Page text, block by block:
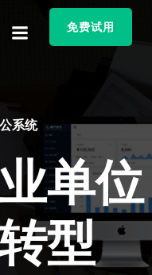
免费试用
系统
单位
型